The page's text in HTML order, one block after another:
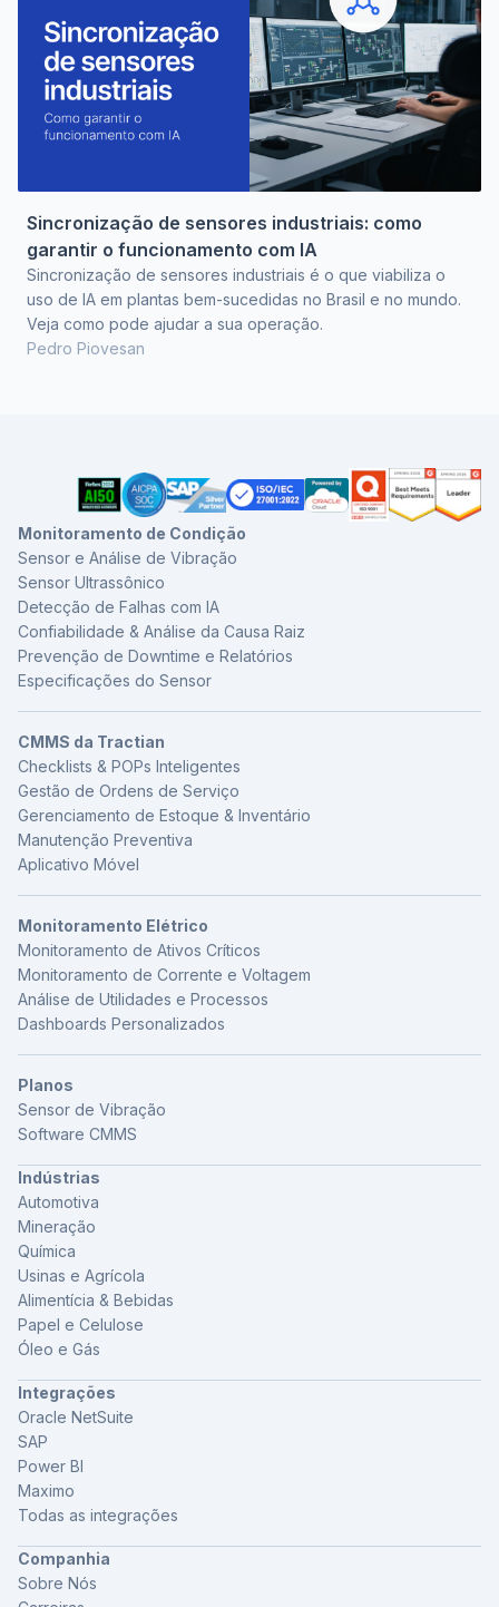
Sincronização de sensores industriais: como
garantir o funcionamento com IA
Sincronização de sensores industriais é o que viabiliza o
uso de IA em plantas bem-sucedidas no Brasil e no mundo.
Veja como pode ajudar a sua operação.
Pedro Piovesan
Monitoramento de Condição
Sensor e Análise de Vibração
Sensor Ultrassônico
Detecção de Falhas com IA
Confiabilidade & Análise da Causa Raiz
Prevenção de Downtime e Relatórios
Especificações do Sensor
CMMS da Tractian
Checklists & POPs Inteligentes
Gestão de Ordens de Serviço
Gerenciamento de Estoque & Inventário
Manutenção Preventiva
Aplicativo Móvel
Monitoramento Elétrico
Monitoramento de Ativos Críticos
Monitoramento de Corrente e Voltagem
Análise de Utilidades e Processos
Dashboards Personalizados
Planos
Sensor de Vibração
Software CMMS
Indústrias
Automotiva
Mineração
Química
Usinas e Agrícola
Alimentícia & Bebidas
Papel e Celulose
Óleo e Gás
Integrações
Oracle NetSuite
SAP
Power BI
Maximo
Todas as integrações
Companhia
Sobre Nós